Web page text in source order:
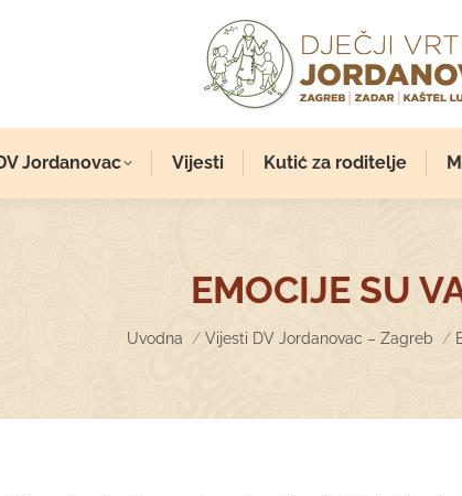
Jordanovac Vijesti Kutić za roditelje
EMOCIJE SU
You are here:
Uvodna Vijesti DV Jordanovac – Zagreb